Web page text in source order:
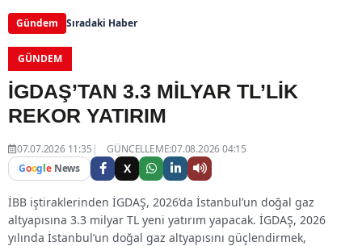
Gündem Sıradaki Haber
GÜNDEM
İGDAŞ’TAN 3.3 MİLYAR TL’LİK
REKOR YATIRIM
07.07.2026 11:35
GÜNCELLEME:07.08.2026 04:15
Google News X
İBB iştiraklerinden İGDAŞ, 2026’da İstanbul’un doğal gaz
altyapısına 3.3 milyar TL yeni yatırım yapacak. İGDAŞ, 2026
yılında İstanbul’un doğal gaz altyapısını güçlendirmek,